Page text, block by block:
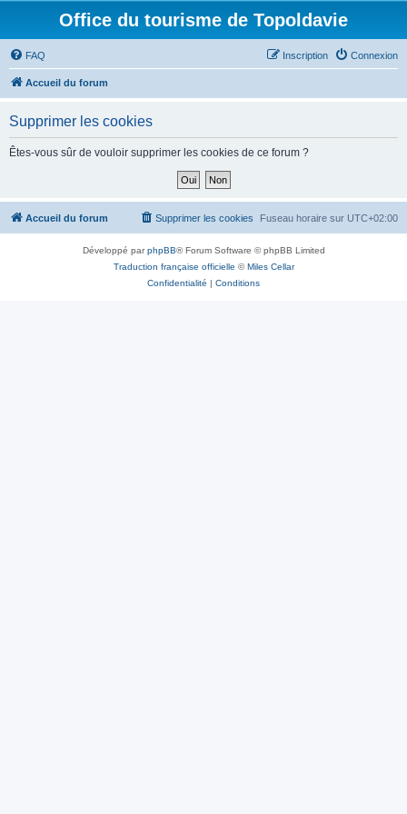
Office du tourisme de Topoldavie
FAQ Connexion
Inscription
Accueil du forum
Supprimer les cookies
Êtes-vous sûr de vouloir supprimer les cookies de ce forum ?
Accueil du forum Fuseau horaire sur UTC+02:00
Supprimer les cookies
Développé parphpBB® Forum Software © phpBB Limited
Traduction française officielle ©Miles Cellar
Confidentialité | Conditions